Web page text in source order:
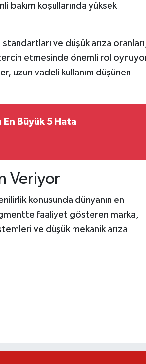
koşullarında yüksek
ve düşük arıza
tercih etmesinde önemli rol
uzun vadeli kullanım düşünen
En Büyük 5 Hata
Veriyor
konusunda dünyanın en
faaliyet gösteren marka,
ve düşük mekanik arıza